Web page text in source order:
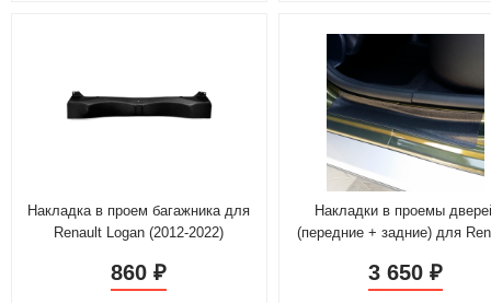
Накладка в проем багажника для
Renault Logan (2012-2022)
860₽
Накладки в проемы
(передние + задние) для
3 650₽